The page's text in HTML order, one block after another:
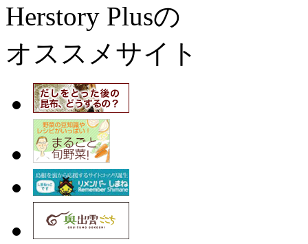
Herstory Plusの
オススメサイト